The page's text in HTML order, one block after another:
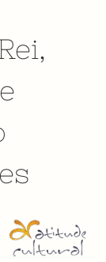
,
e